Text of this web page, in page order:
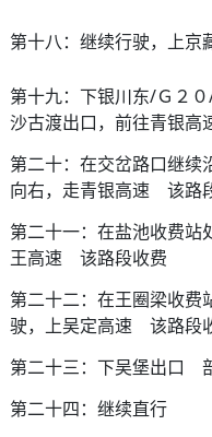
第十八：继续行驶，上
第十九：下银川东/Ｇ２
沙古渡出口，前往青银
第二十：在交岔路口继续
向右，走青银高速 该路
第二十一：在盐池收费站
王高速 该路段收费
第二十二：在王圈梁收费
驶，上吴定高速 该路段
第二十三：下吴堡出口
第二十四：继续直行